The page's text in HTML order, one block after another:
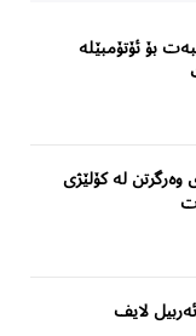
بۆ ئۆتۆمبێلە
لە کۆلێژی
لایف